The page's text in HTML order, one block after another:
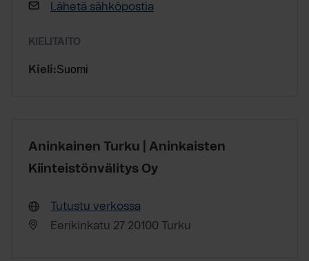
Lähetä sähköpostia
KIELITAITO
Kieli:Suomi
Aninkainen Turku | Aninkaisten
Kiinteistönvälitys Oy
Tutustu verkossa
Eerikinkatu 27 20100 Turku